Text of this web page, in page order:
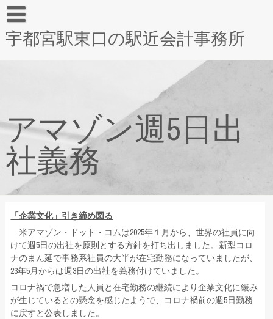
宇都宮駅東口の駅近会計事務所
アマゾン週5日出
社義務
「企業文化」引き締め図る
米アマゾン・ドット・コムは2025年１月から、世界の社員に向
けて週5日の出社を原則とする方針を打ち出しました。新型コロ
ナのまん延で事務系社員の大半が在宅勤務になっていましたが、
23年5月からは週3日の出社を義務付けていました。
コロナ禍で急増した人員と在宅勤務の継続により企業文化に緩み
が生じているとの懸念を感じたようで、コロナ禍前の週5日勤務
に戻すと公表しました。